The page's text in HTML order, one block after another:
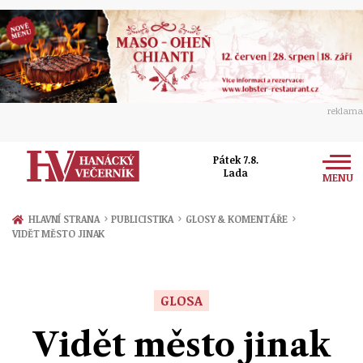
reklama
Pátek 7.8.
Lada
MENU
Zprávy
Přerov
Ekonomika
Ženy
Sport
HLAVNÍ STRANA › PUBLICISTIKA › GLOSY & KOMENTÁŘE ›
VIDĚT MĚSTO JINAK
GLOSA
Vidět město jinak